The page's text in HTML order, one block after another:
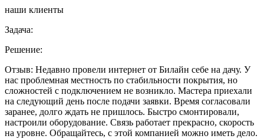
наши клиенты
Задача:
Решение:
Отзыв: Недавно провели интернет от Билайн себе на дачу. У
нас проблемная местность по стабильности покрытия, но
сложностей с подключением не возникло. Мастера приехали
на следующий день после подачи заявки. Время согласовали
заранее, долго ждать не пришлось. Быстро смонтировали,
настроили оборудование. Связь работает прекрасно, скорость
на уровне. Обращайтесь, с этой компанией можно иметь дело.